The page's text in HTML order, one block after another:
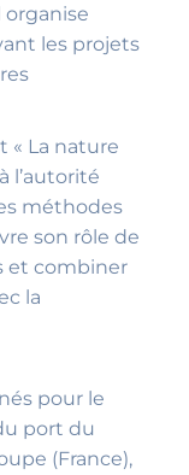
les projets
« La nature
l’autorité
méthodes
son rôle de
et combiner
la
pour le
port du
(France),